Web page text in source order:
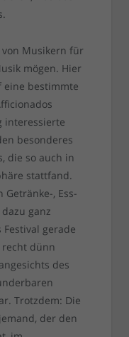
von Musikern für
mögen. Hier
eine bestimmte
interessierte
besonderes
die so auch in
stattfand.
, Ess-
ganz
gerade
dünn
des
Trotzdem: Die
der den